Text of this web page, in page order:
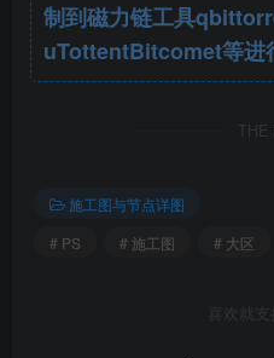
制到磁力链工具
uTottentBitcomet等进
THE
施工图与节点详图
# PS
# 施工图 # 大区
喜欢就